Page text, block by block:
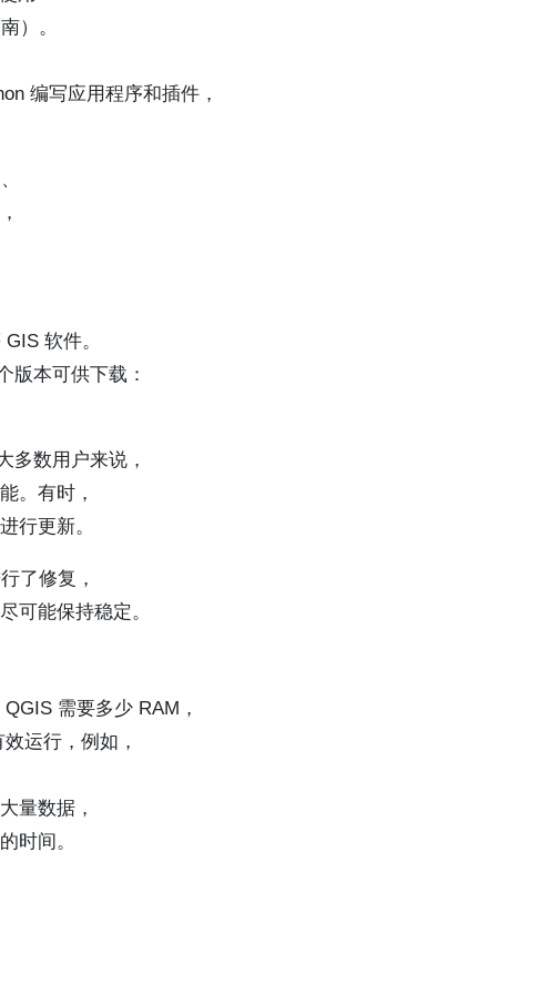
）。
编写应用程序和插件，
软件。
版本可供下载：
多数用户来说，
。有时，
行更新。
了修复，
可能保持稳定。
需要多少 RAM，
运行，例如，
量数据，
时间。